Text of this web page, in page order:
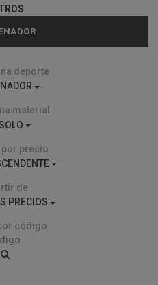
deporte
material
por precio
de
PRECIOS
código